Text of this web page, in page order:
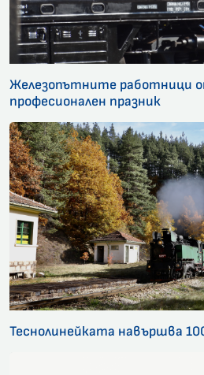
Железопътните работници
професионален празник
Теснолинейката навършва